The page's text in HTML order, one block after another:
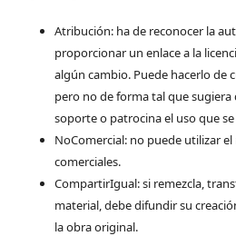
Atribución: ha de reconocer la
proporcionar un enlace a la
algún cambio. Puede hacerlo de
pero no de forma tal que sugiera
soporte o patrocina el uso que se
NoComercial: no puede utilizar
comerciales.
CompartirIgual: si remezcla,
material, debe difundir su
la obra original.